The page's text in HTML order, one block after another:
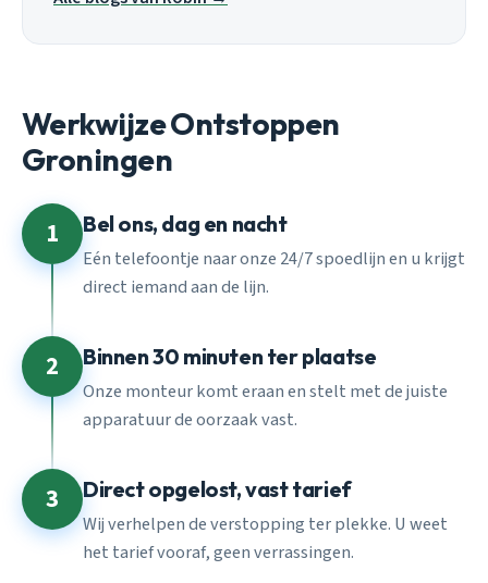
Werkwijze Ontstoppen
Groningen
1 Bel ons, dag en nacht
Eén telefoontje naar onze 24/7 spoedlijn en u krijgt
direct iemand aan de lijn.
2 Binnen 30 minuten ter plaatse
Onze monteur komt eraan en stelt met de juiste
apparatuur de oorzaak vast.
3 Direct opgelost, vast tarief
Wij verhelpen de verstopping ter plekke. U weet
het tarief vooraf, geen verrassingen.